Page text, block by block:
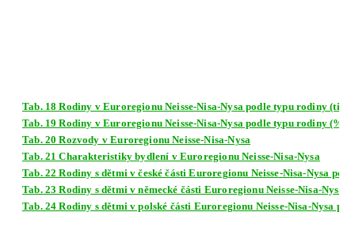
Tab. 18 Rodiny v Euroregionu Neisse-Nisa-Nysa podle typu rodiny (tis.)
Tab. 19 Rodiny v Euroregionu Neisse-Nisa-Nysa podle typu rodiny (%)
Tab. 20 Rozvody v Euroregionu Neisse-Nisa-Nysa
Tab. 21 Charakteristiky bydlení v Euroregionu Neisse-Nisa-Nysa
Tab. 22 Rodiny s dětmi v české části Euroregionu Neisse-Nisa-Nysa
Tab. 23 Rodiny s dětmi v německé části Euroregionu Neisse-Nisa-
Tab. 24 Rodiny s dětmi v polské části Euroregionu Neisse-Nisa-Nysa